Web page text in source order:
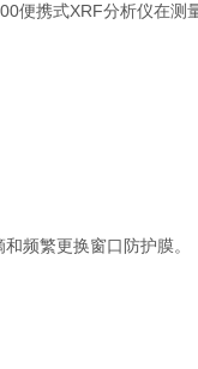
便携式XRF分析仪在测
频繁更换窗口防护膜。